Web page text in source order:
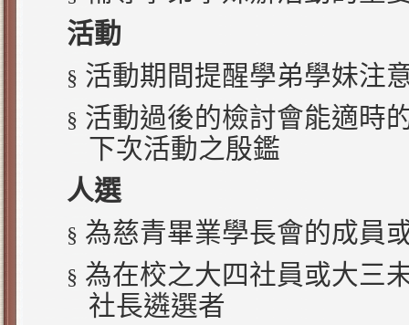
活動
§ 活動期間提醒學弟學妹注
§ 活動過後的檢討會能適時
下次活動之殷鑑
人選
§ 為慈青畢業學長會的成員
§ 為在校之大四社員或大三
社長遴選者